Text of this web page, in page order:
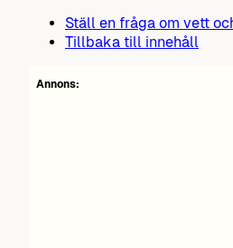
Ställ en fråga om vett
Tillbaka till innehåll
Annons: